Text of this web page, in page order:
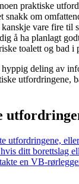
praktiske
snakk om
vare fire til
å ha planlagt
toalett og bad i
deling av
utfordringene,
utfordringene,
ditt borettslag
en VB-